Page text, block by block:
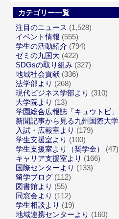
カテゴリー一覧
注目のニュース (1,528)
イベント情報 (555)
学生の活動紹介 (794)
ゼミの九国大 (422)
SDGsの取り組み (327)
地域社会貢献 (336)
法学部より (268)
現代ビジネス学部より (310)
大学院より (13)
学園総合広報誌「キュウトビ」
新聞記事から見る九州国際大学
入試・広報室より (179)
学生支援室より (100)
学生支援室より（奨学金）
(47)
キャリア支援室より (166)
国際センターより (133)
留学ブログ (112)
図書館より (55)
同窓会より (112)
学生相談より (19)
地域連携センターより (160)